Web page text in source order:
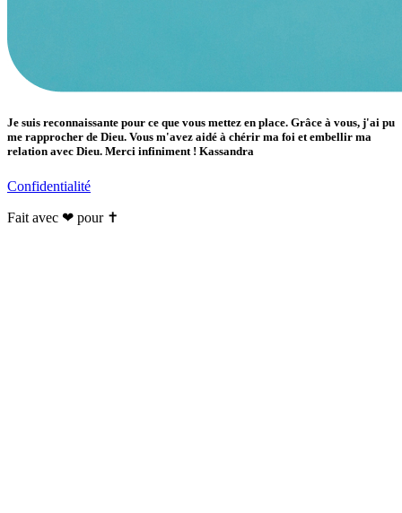
Je suis reconnaissante pour ce que vous mettez en place. Grâce à vous, j'ai pu
me rapprocher de Dieu. Vous m'avez aidé à chérir ma foi et embellir ma
relation avec Dieu. Merci infiniment ! Kassandra
Confidentialité
Fait avec ❤ pour ✝️️